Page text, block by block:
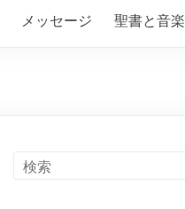
メッセージ 聖書と音楽